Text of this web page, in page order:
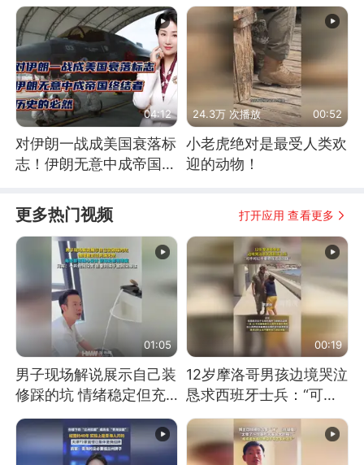
04:12
对伊朗一战成美国衰落标
志！伊朗无意中成帝国终
24.3万 次播放 00:52
小老虎绝对是最受人类欢
迎的动物！
更多热门视频 打开应用 查看更多
01:05
男子现场解说展示自己装
修踩的坑 情绪稳定但充
满无奈 每处都有精心设
计 但每处都有瑕疵 网
友：一开始我没笑 但看
00:19
12岁摩洛哥男孩边境哭泣
恳求西班牙士兵：“可不
可以不要把我遣返回国”